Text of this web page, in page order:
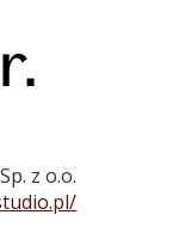
z o.o.